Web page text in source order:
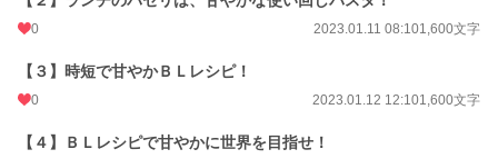
0 2023.01.11 08:101,600文字
【３】時短で甘やかＢＬレシピ！
0 2023.01.12 12:101,600文字
【４】ＢＬレシピで甘やかに世界を目指せ！